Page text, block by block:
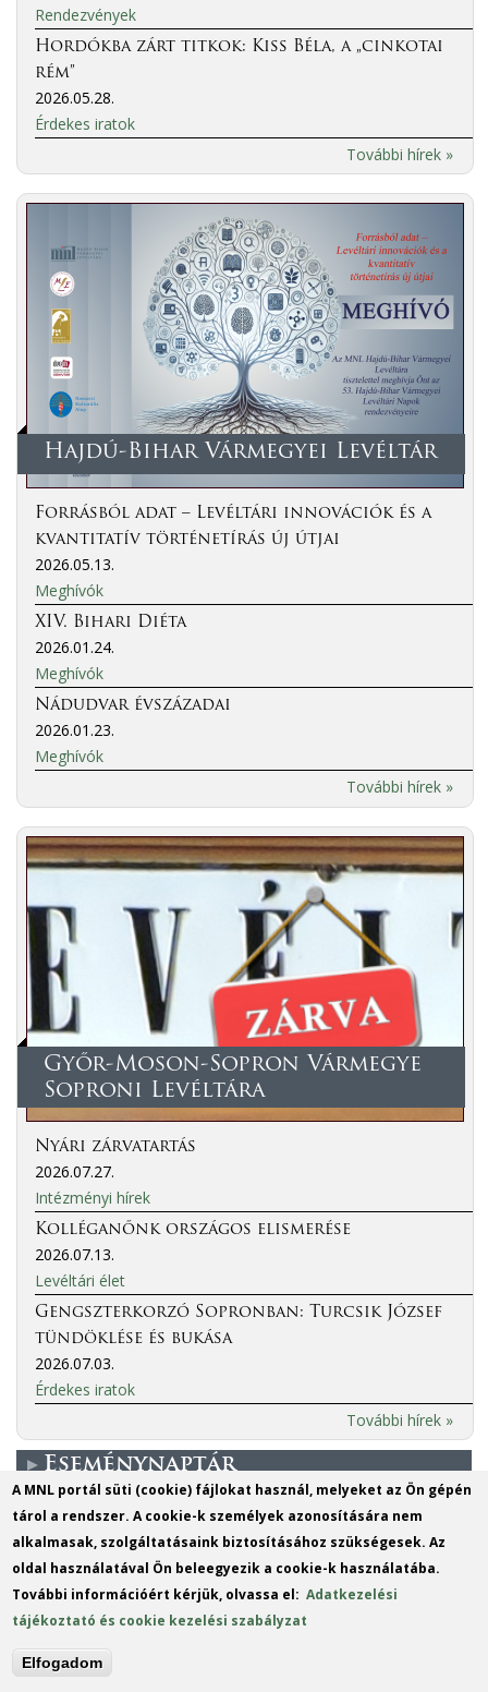
Rendezvények
Hordókba zárt titkok: Kiss Béla, a „cinkotai
rém”
2026.05.28.
Érdekes iratok
További hírek »
Hajdú-Bihar Vármegyei Levéltár
Forrásból adat – Levéltári innovációk és a
kvantitatív történetírás új útjai
2026.05.13.
Meghívók
XIV. Bihari Diéta
2026.01.24.
Meghívók
Nádudvar évszázadai
2026.01.23.
Meghívók
További hírek »
Győr-Moson-Sopron Vármegye
Soproni Levéltára
Nyári zárvatartás
2026.07.27.
Intézményi hírek
Kolléganőnk országos elismerése
2026.07.13.
Levéltári élet
Gengszterkorzó Sopronban: Turcsik József
tündöklése és bukása
2026.07.03.
Érdekes iratok
További hírek »
Eseménynaptár
More events
MO
DI MI DO FR SA
SO
3
A MNL portál süti (cookie) fájlokat használ, melyeket az Ön gépén
tárol a rendszer. A cookie-k személyek azonosítására nem
alkalmasak, szolgáltatásaink biztosításához szükségesek. Az
oldal használatával Ön beleegyezik a cookie-k használatába.
További információért kérjük, olvassa el:Adatkezelési
tájékoztató és cookie kezelési szabályzat
Elfogadom